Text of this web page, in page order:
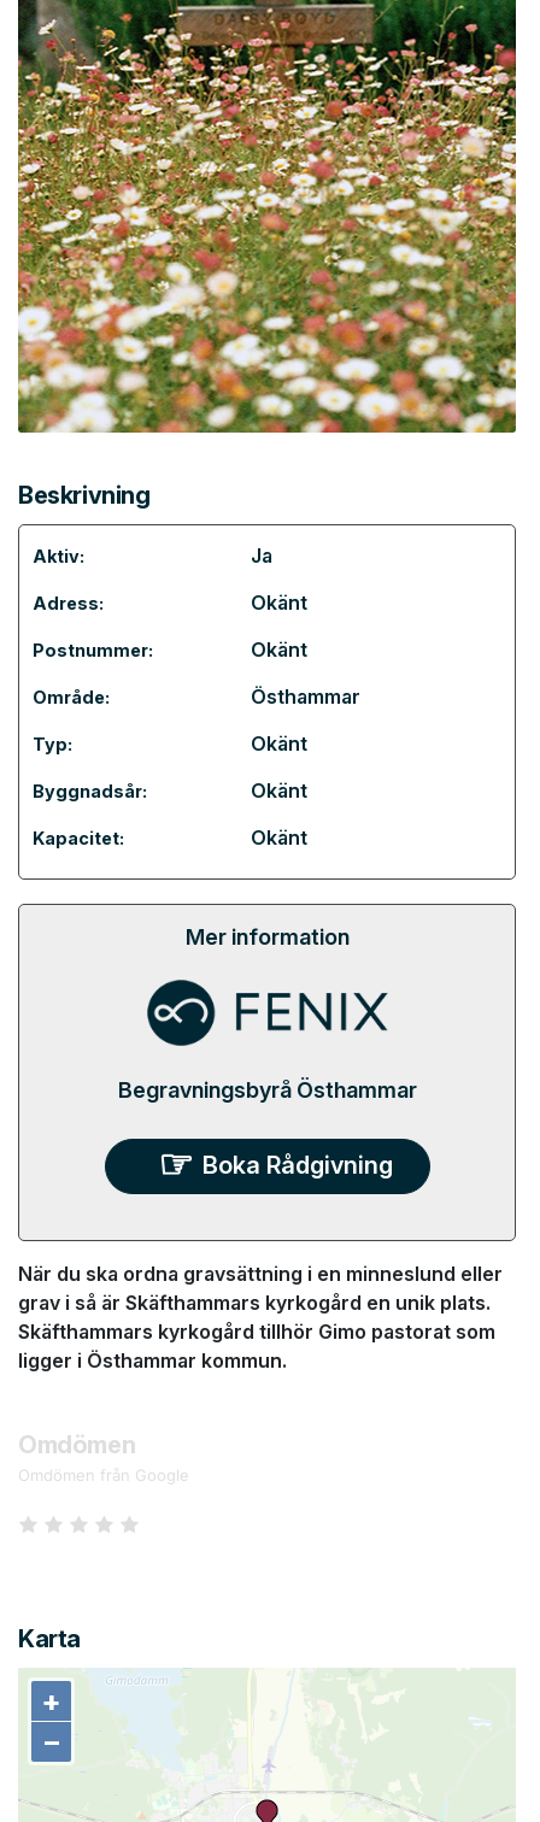
Beskrivning
Aktiv: Ja
Adress: Okänt
Postnummer: Okänt
Område: Östhammar
Typ: Okänt
Byggnadsår: Okänt
Kapacitet: Okänt
Mer information
Begravningsbyrå Östhammar
Boka Rådgivning
När du ska ordna gravsättning i en minneslund eller
grav i så är Skäfthammars kyrkogård en unik plats.
Skäfthammars kyrkogård tillhör Gimo pastorat som
ligger i Östhammar kommun.
Omdömen
Omdömen från Google
Karta
+
−
+
−